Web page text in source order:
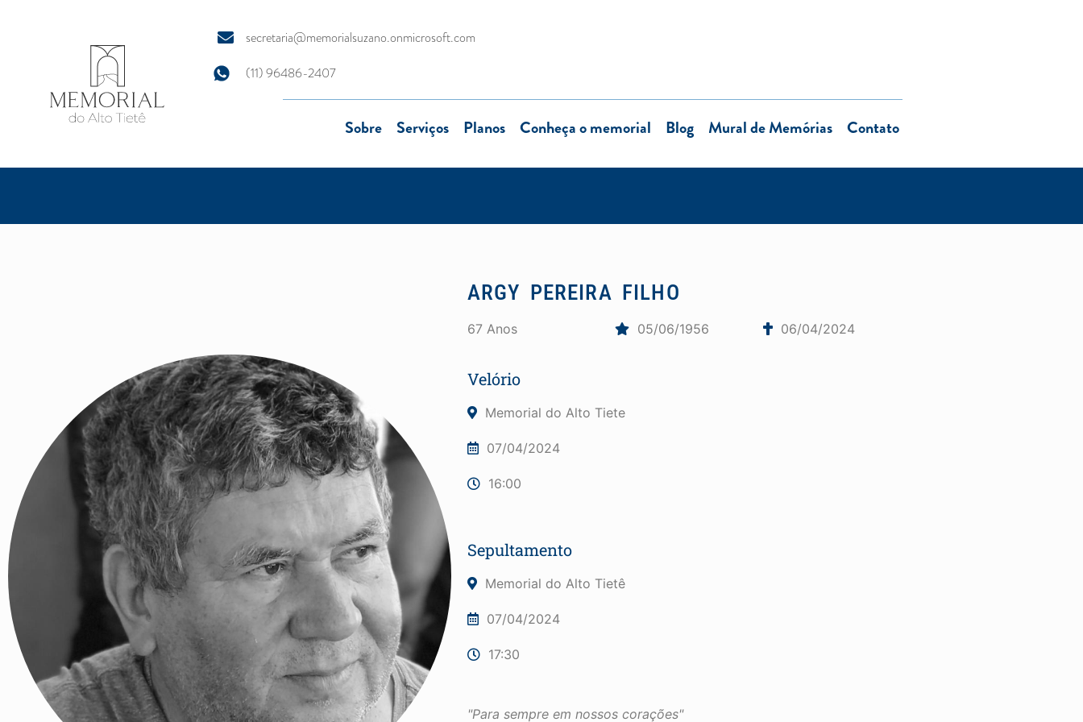
secretaria@memorialsuzano.onmicrosoft.com
(11) 96486-2407
Sobre Serviços Planos Conheça o memorial Blog Mural de Memórias Contato
ARGY PEREIRA FILHO
67 Anos 05/06/1956 06/04/2024
Velório
Memorial do Alto Tiete
07/04/2024
16:00
Sepultamento
Memorial do Alto Tietê
07/04/2024
17:30
"Para sempre em nossos corações"